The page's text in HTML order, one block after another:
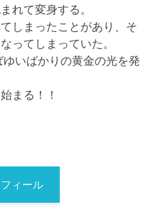
れて変身する。
しまったことがあり、そ
ってしまっていた。
いばかりの黄金の光を発
まる！！
ィール